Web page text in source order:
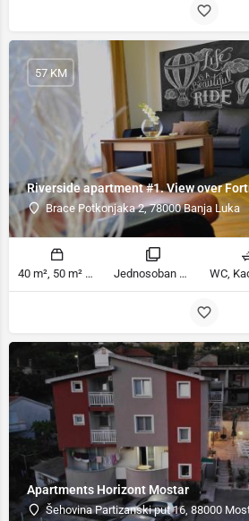
Riverside apartment #1. View over
Brace Potkonjaka 2, 78000 Banja Luka
57 KM
40 m², 50 m² m2 Jednosoban stan sobe
Apartments Horizont Mostar
Šehovina Partizanski put 16, 88000